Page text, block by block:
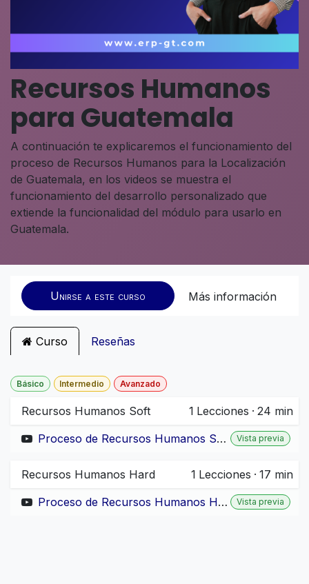
Recursos Humanos
para Guatemala
A continuación te explicaremos el funcionamiento del
proceso de Recursos Humanos para la Localización
de Guatemala, en los videos se muestra el
funcionamiento del desarrollo personalizado que
extiende la funcionalidad del módulo para usarlo en
Guatemala.
Unirse a este curso Más información
Curso Reseñas
Básico Intermedio Avanzado
Recursos Humanos Soft 1 Lecciones · 24 min
Proceso de Recursos Humanos Soft para Guatemala
Vista previa
Recursos Humanos Hard 1 Lecciones · 17 min
Proceso de Recursos Humanos Hard para Guatemala
Vista previa